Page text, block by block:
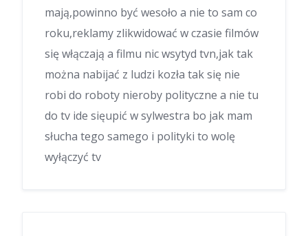
mają,powinno być wesoło a nie to sam co
roku,reklamy zlikwidować w czasie filmów
się włączają a filmu nic wsytyd tvn,jak tak
można nabijać z ludzi kozła tak się nie
robi do roboty nieroby polityczne a nie tu
do tv ide sięupić w sylwestra bo jak mam
słucha tego samego i polityki to wolę
wyłączyć tv